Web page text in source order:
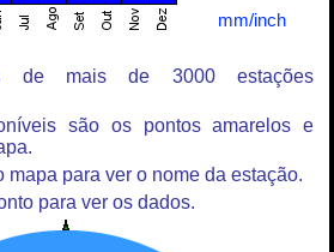
mm/inch
de mais de 3000 estações
são os pontos amarelos e
mapa para ver o nome da estação.
para ver os dados.